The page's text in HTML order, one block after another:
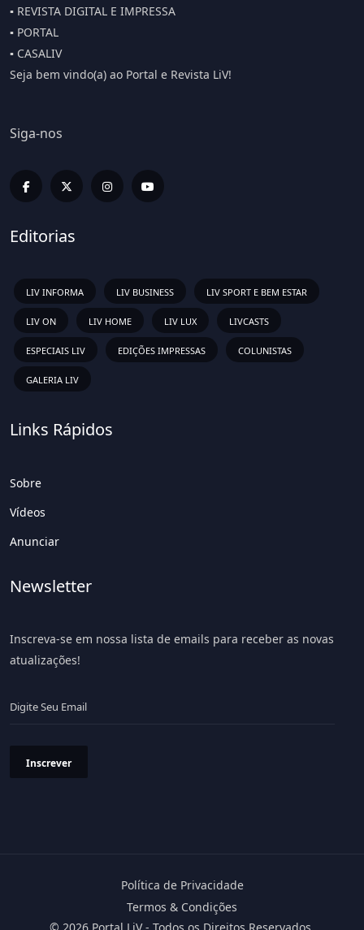
▪️ REVISTA DIGITAL E IMPRESSA
▪️ PORTAL
▪️ CASALIV
Seja bem vindo(a) ao Portal e Revista LiV!
Siga-nos
Editorias
LIV INFORMA LIV BUSINESS LIV SPORT E BEM ESTAR
LIV ON LIV HOME LIV LUX LIVCASTS
ESPECIAIS LIV EDIÇÕES IMPRESSAS COLUNISTAS
GALERIA LIV
Links Rápidos
Sobre
Vídeos
Anunciar
Newsletter
Inscreva-se em nossa lista de emails para receber as novas
atualizações!
Inscrever
Política de Privacidade
Termos & Condições